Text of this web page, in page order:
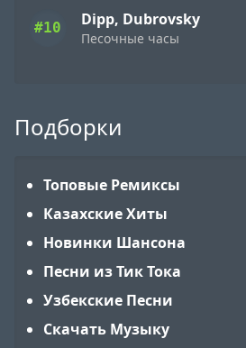
#10 Dipp, Dubrovsky
Песочные часы
Подборки
Топовые Ремиксы
Казахские Хиты
Новинки Шансона
Песни из Тик Тока
Узбекские Песни
Скачать Музыку